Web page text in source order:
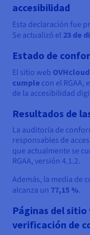
accesibilidad
Esta declaración fue
Se actualizó el 23 de
Estado de
El sitio web OVHcloud
cumple con el
de la accesibilidad
Resultados de
La auditoría de
responsables de
que actualmente se
RGAA, versión 4.1.2.
Además, la media de
alcanza un 77,15 %.
Páginas del
verificación de